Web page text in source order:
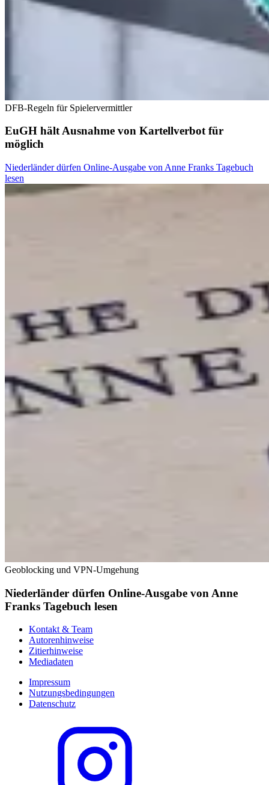
DFB-Regeln für Spielervermittler
EuGH hält Ausnahme von Kartellverbot für
möglich
Niederländer dürfen Online-Ausgabe von Anne Franks Tagebuch
lesen
Geoblocking und VPN-Umgehung
Niederländer dürfen Online-Ausgabe von Anne
Franks Tagebuch lesen
Kontakt & Team
Autorenhinweise
Zitierhinweise
Mediadaten
Impressum
Nutzungsbedingungen
Datenschutz